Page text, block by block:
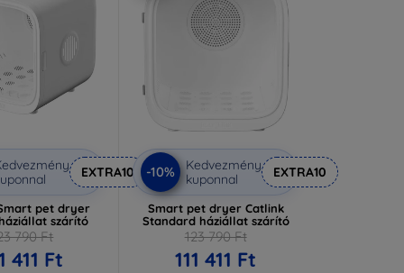
EXTRA10
pet dryer
szárító
790 Ft
411 Ft
-10%
Kedvezmény
kuponnal
EXTRA10
Smart pet dryer Catlink
Standard háziállat szárító
123 790 Ft
111 411 Ft